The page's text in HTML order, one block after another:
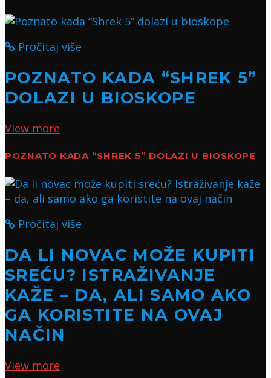
Pročitaj više
POZNATO KADA “SHREK 5”
DOLAZI U BIOSKOPE
View more
POZNATO KADA “SHREK 5” DOLAZI U BIOSKOPE
Pročitaj više
DA LI NOVAC MOŽE KUPITI
SREĆU? ISTRAŽIVANJE
KAŽE – DA, ALI SAMO AKO
GA KORISTITE NA OVAJ
NAČIN
View more